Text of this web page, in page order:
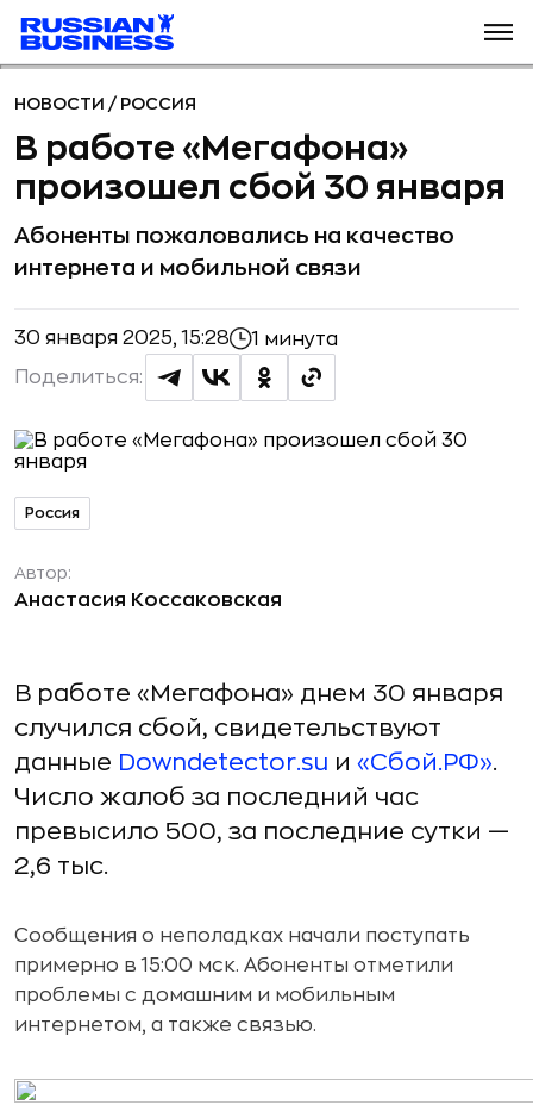
НОВОСТИ / РОССИЯ
В работе «Мегафона»
произошел сбой 30 января
Абоненты пожаловались на качество
интернета и мобильной связи
30 января 2025, 15:28 1 минута
Поделиться:
Россия
Автор:
Анастасия Коссаковская
В работе «Мегафона» днем 30 января
случился сбой, свидетельствуют
данные Downdetector.su и «Сбой.РФ».
Число жалоб за последний час
превысило 500, за последние сутки —
2,6 тыс.
Сообщения о неполадках начали поступать
примерно в 15:00 мск. Абоненты отметили
проблемы с домашним и мобильным
интернетом, а также связью.